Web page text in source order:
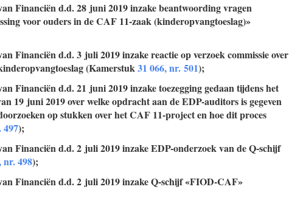
Financiën d.d. 28 juni 2019 inzake beantwoording vragen
voor ouders in de CAF 11-zaak (kinderopvangtoeslag)»
Financiën d.d. 3 juli 2019 inzake reactie op verzoek commissie over
(Kamerstuk31 066, nr. 501);
Financiën d.d. 21 juni 2019 inzake toezegging gedaan tijdens het
19 juni 2019 over welke opdracht aan de EDP-auditors is gegeven
op stukken over het CAF 11-project en hoe dit proces
497);
Financiën d.d. 2 juli 2019 inzake EDP-onderzoek van de Q-schijf
nr. 498);
Financiën d.d. 2 juli 2019 inzake Q-schijf «FIOD-CAF»